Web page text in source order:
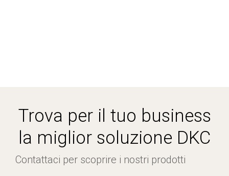
Trova per il tuo business
la miglior soluzione DKC
Contattaci per scoprire i nostri prodotti